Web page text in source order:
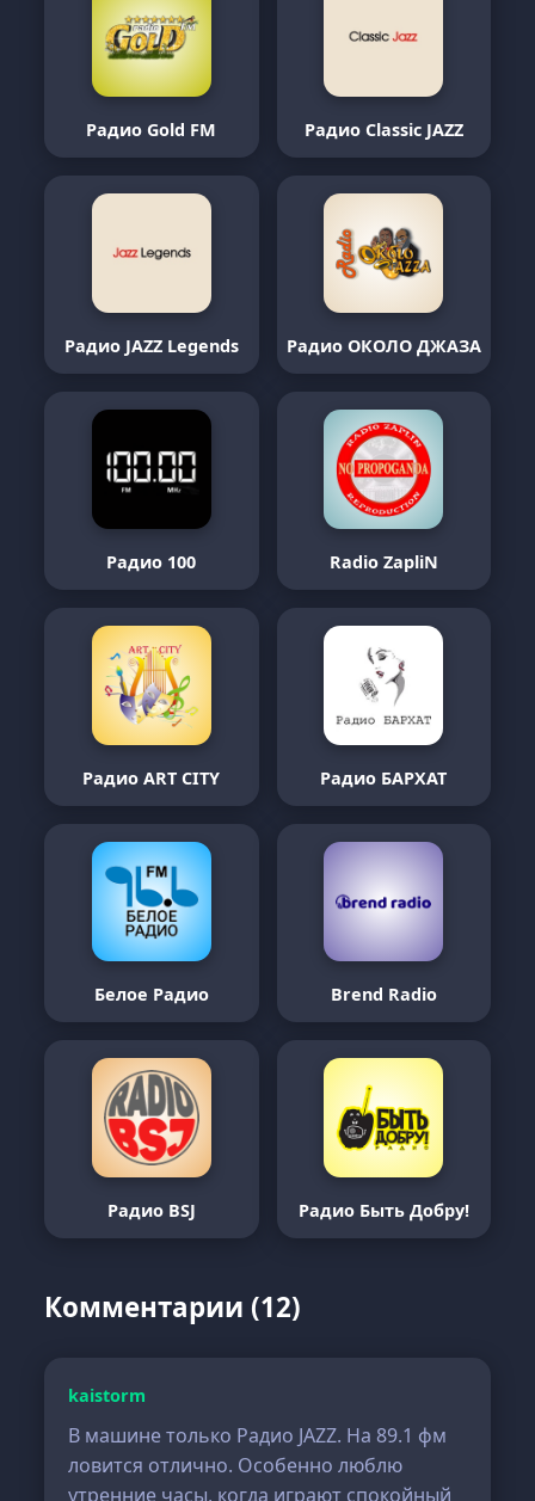
Радио Gold FM Радио Classic JAZZ
Радио JAZZ Legends Радио ОКОЛО ДЖАЗА
Радио 100 Radio ZapliN
Радио ART CITY Радио БАРХАТ
Белое Радио Brend Radio
Радио BSJ Радио Быть Добру!
Комментарии (12)
kaistorm
В машине только Радио JAZZ. На 89.1 фм
ловится отлично. Особенно люблю
утренние часы, когда играют спокойный